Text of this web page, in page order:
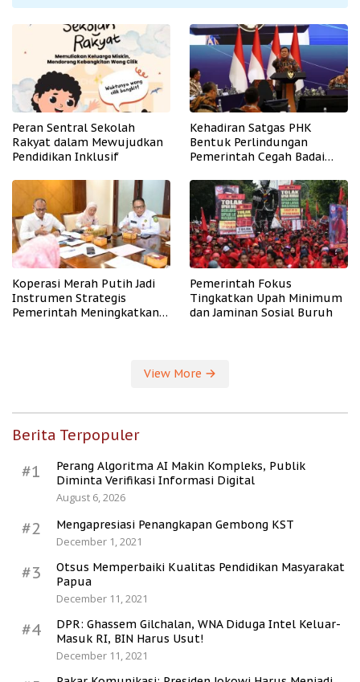
Peran Sentral Sekolah
Rakyat dalam Mewujudkan
Pendidikan Inklusif
Kehadiran Satgas PHK
Bentuk Perlindungan
Pemerintah Cegah Badai
Koperasi Merah Putih Jadi
Instrumen Strategis
Pemerintah Meningkatkan
Pemerintah Fokus
Tingkatkan Upah Minimum
dan Jaminan Sosial Buruh
View More
Berita Terpopuler
#1
Perang Algoritma AI Makin Kompleks, Publik
Diminta Verifikasi Informasi Digital
August 6, 2026
#2
Mengapresiasi Penangkapan Gembong KST
December 1, 2021
#3
Otsus Memperbaiki Kualitas Pendidikan Masyarakat
Papua
December 11, 2021
#4
DPR: Ghassem Gilchalan, WNA Diduga Intel Keluar-
Masuk RI, BIN Harus Usut!
December 11, 2021